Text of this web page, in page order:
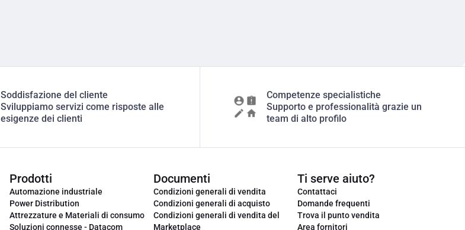
Soddisfazione del cliente
Sviluppiamo servizi come risposte alle
esigenze dei clienti
Competenze specialistiche
Supporto e professionalità grazie un
team di alto profilo
Prodotti
Automazione industriale
Power Distribution
Attrezzature e Materiali di consumo
Soluzioni connesse - Datacom
Documenti
Condizioni generali di vendita
Condizioni generali di acquisto
Condizioni generali di vendita del
Marketplace
Ti serve aiuto?
Contattaci
Domande frequenti
Trova il punto vendita
Area fornitori